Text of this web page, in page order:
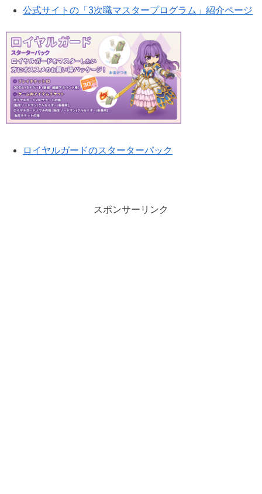
公式サイトの「3次職マスタープログラム」紹介ページ
ロイヤルガードのスターターパック
スポンサーリンク